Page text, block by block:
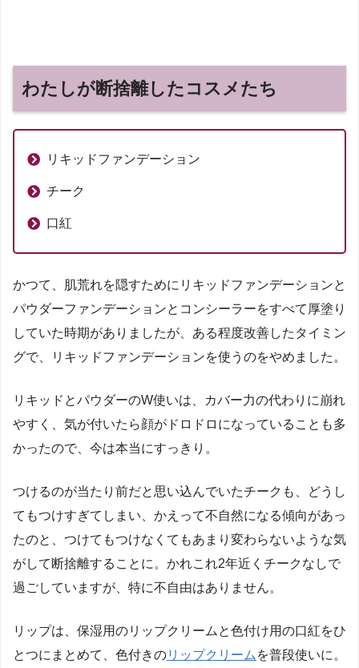
わたしが断捨離したコスメたち
リキッドファンデーション
チーク
口紅
かつて、肌荒れを隠すためにリキッドファンデーションと
パウダーファンデーションとコンシーラーをすべて厚塗り
していた時期がありましたが、ある程度改善したタイミン
グで、リキッドファンデーションを使うのをやめました。
リキッドとパウダーのW使いは、カバー力の代わりに崩れ
やすく、気が付いたら顔がドロドロになっていることも多
かったので、今は本当にすっきり。
つけるのが当たり前だと思い込んでいたチークも、どうし
てもつけすぎてしまい、かえって不自然になる傾向があっ
たのと、つけてもつけなくてもあまり変わらないような気
がして断捨離することに。かれこれ2年近くチークなしで
過ごしていますが、特に不自由はありません。
リップは、保湿用のリップクリームと色付け用の口紅をひ
とつにまとめて、色付きのリップクリーム を普段使いに。